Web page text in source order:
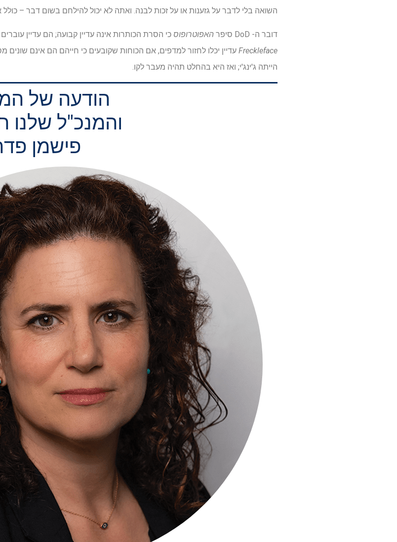
השואה בלי לדבר על גזענות או על זכות לבנה. ואתה לא יכול להילחם בשום דבר –
דובר ה- DoD סיפר האפוטרופוס כי הסרת הכותרות אינה עדיין קבועה; הם עדיין
Freckleface עדיין יכלו לחזור למדפים, אם הכוחות שקובעים כי חייהם הם אינם שונים
הייתה ג'ינג'י; ואז היא בהחלט תהיה מעבר לקו.
הודעה של
והמנכ"ל שלנו
פישמן